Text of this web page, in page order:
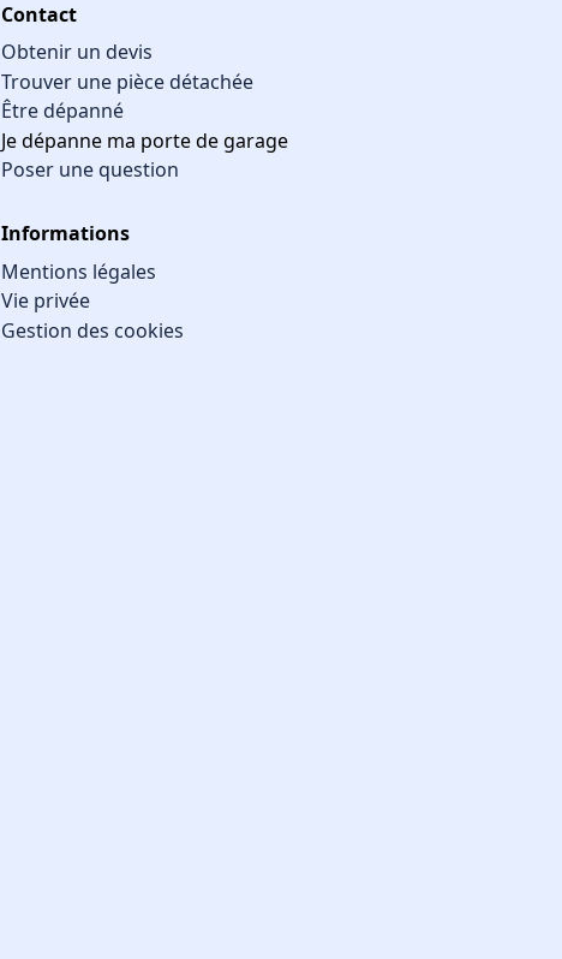
Contact
Obtenir un devis
Trouver une pièce détachée
Être dépanné
Je dépanne ma porte de garage
Poser une question
Informations
Mentions légales
Vie privée
Gestion des cookies